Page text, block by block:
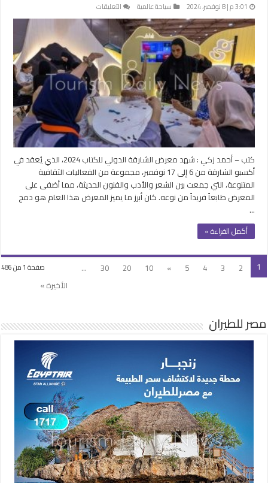
3:01 م | 8 نوفمبر، 2024 سياحة عالمية التعليقات
معرض
الشارقة
للكتاب
..
مزيج
من
الشعر
والذكاء
الاصطناعي
والفنون
التراثية
مغلقة
كتب – أحمد زكي : شهد معرض الشارقة الدولي للكتاب 2024، الذي يُعقد في
أكسبو الشارقة من 6 إلى 17 نوفمبر، مجموعة من الفعاليات الثقافية
المتنوعة، التي جمعت بين الشعر والأدب والفنون الحديثة، مما أضفى على
المعرض طابعاً فريداً من نوعه. كان أبرز ما يميز المعرض هذا العام هو دمج
…
أكمل القراءة »
صفحة 1 من 486 1
2
3
4
5
»
10
20
30
...
الأخيرة »
مصر للطيران